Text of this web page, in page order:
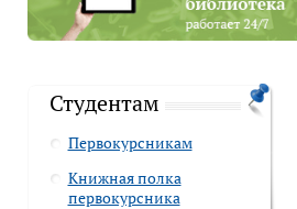
Студентам
Первокурсникам
Книжная полка
первокурсника